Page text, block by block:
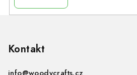
Kontakt
info@woodycrafts.cz